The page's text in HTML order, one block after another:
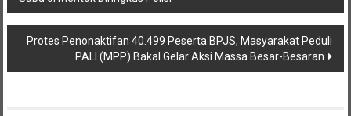
pos
Protes Penonaktifan 40.499 Peserta BPJS, Masyarakat Peduli
PALI (MPP) Bakal Gelar Aksi Massa Besar-Besaran